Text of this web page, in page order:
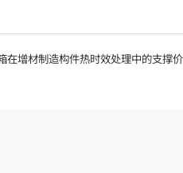
在增材制造构件热时效处理中的支撑